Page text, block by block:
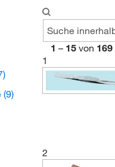
(9)
1 – 15 von 169
1
2